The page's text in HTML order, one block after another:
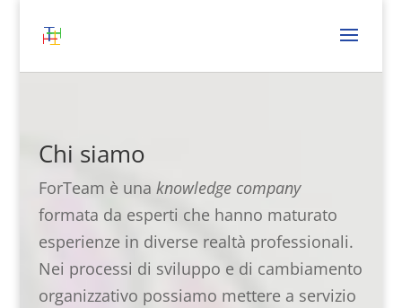
Chi siamo
ForTeam è una knowledge company
formata da esperti che hanno maturato
esperienze in diverse realtà professionali.
Nei processi di sviluppo e di cambiamento
organizzativo possiamo mettere a servizio